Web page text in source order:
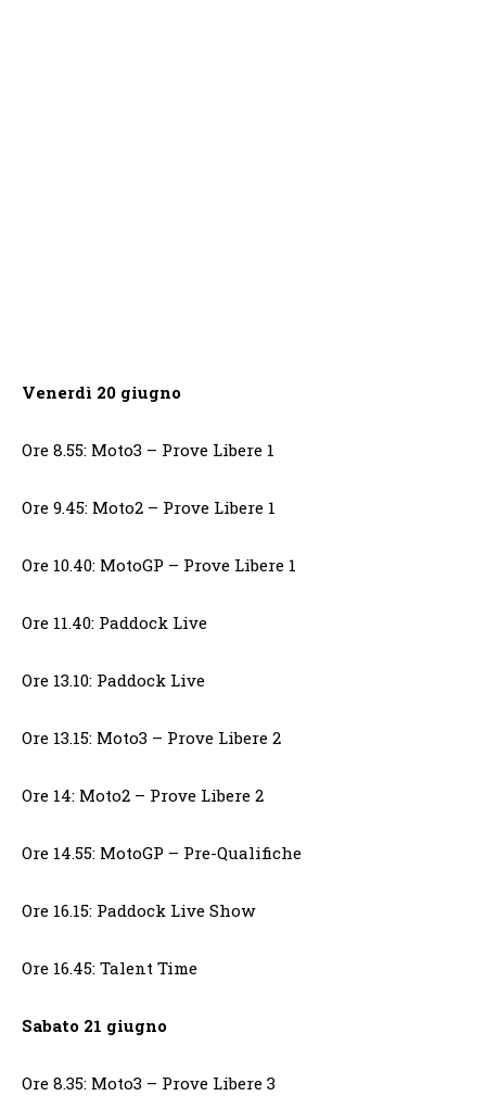
Venerdì 20 giugno
Ore 8.55: Moto3 – Prove Libere 1
Ore 9.45: Moto2 – Prove Libere 1
Ore 10.40: MotoGP – Prove Libere 1
Ore 11.40: Paddock Live
Ore 13.10: Paddock Live
Ore 13.15: Moto3 – Prove Libere 2
Ore 14: Moto2 – Prove Libere 2
Ore 14.55: MotoGP – Pre-Qualifiche
Ore 16.15: Paddock Live Show
Ore 16.45: Talent Time
Sabato 21 giugno
Ore 8.35: Moto3 – Prove Libere 3